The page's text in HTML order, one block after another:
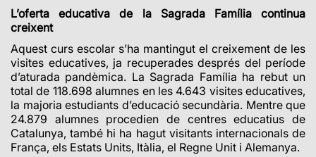
L’oferta educativa de la Sagrada Família continua
creixent
Aquest curs escolar s’ha mantingut el creixement de les
visites educatives, ja recuperades després del període
d’aturada pandèmica. La Sagrada Família ha rebut un
total de 118.698 alumnes en les 4.643 visites educatives,
la majoria estudiants d’educació secundària. Mentre que
24.879 alumnes procedien de centres educatius de
Catalunya, també hi ha hagut visitants internacionals de
França, els Estats Units, Itàlia, el Regne Unit i Alemanya.